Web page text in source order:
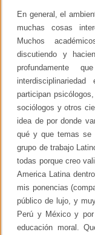
En general, el
muchas cosas
Muchos
discutiendo y
profundamente
participan
sociólogos y otros
idea de por donde
qué y que temas se
grupo de trabajo
todas porque creo
America Latina
mis ponencias
público de lujo, y
Perú y México y
educación moral.